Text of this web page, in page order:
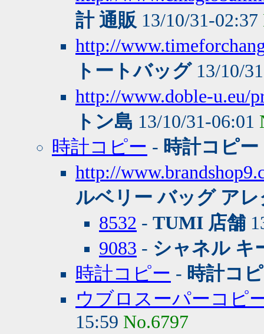
計 通販 13/10/31-02:37
http://
トートバッグ13/10/
http://www.doble-u.eu/
トン島 13/10/31-06:01
時計コピー - 時計コピー
http://
ルベリー バッグ ア
8532 - TUMI 店舗
9083 - シャネル キ
時計コピー - 時計コ
ウブロスーパーコピ
15:59 No.6797